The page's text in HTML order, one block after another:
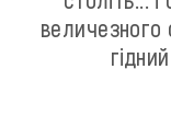
величезного